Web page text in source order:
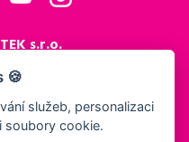
🍪
služeb, personalizaci
soubory cookie.
s.r.o.
984
Čakovice
Čakovice